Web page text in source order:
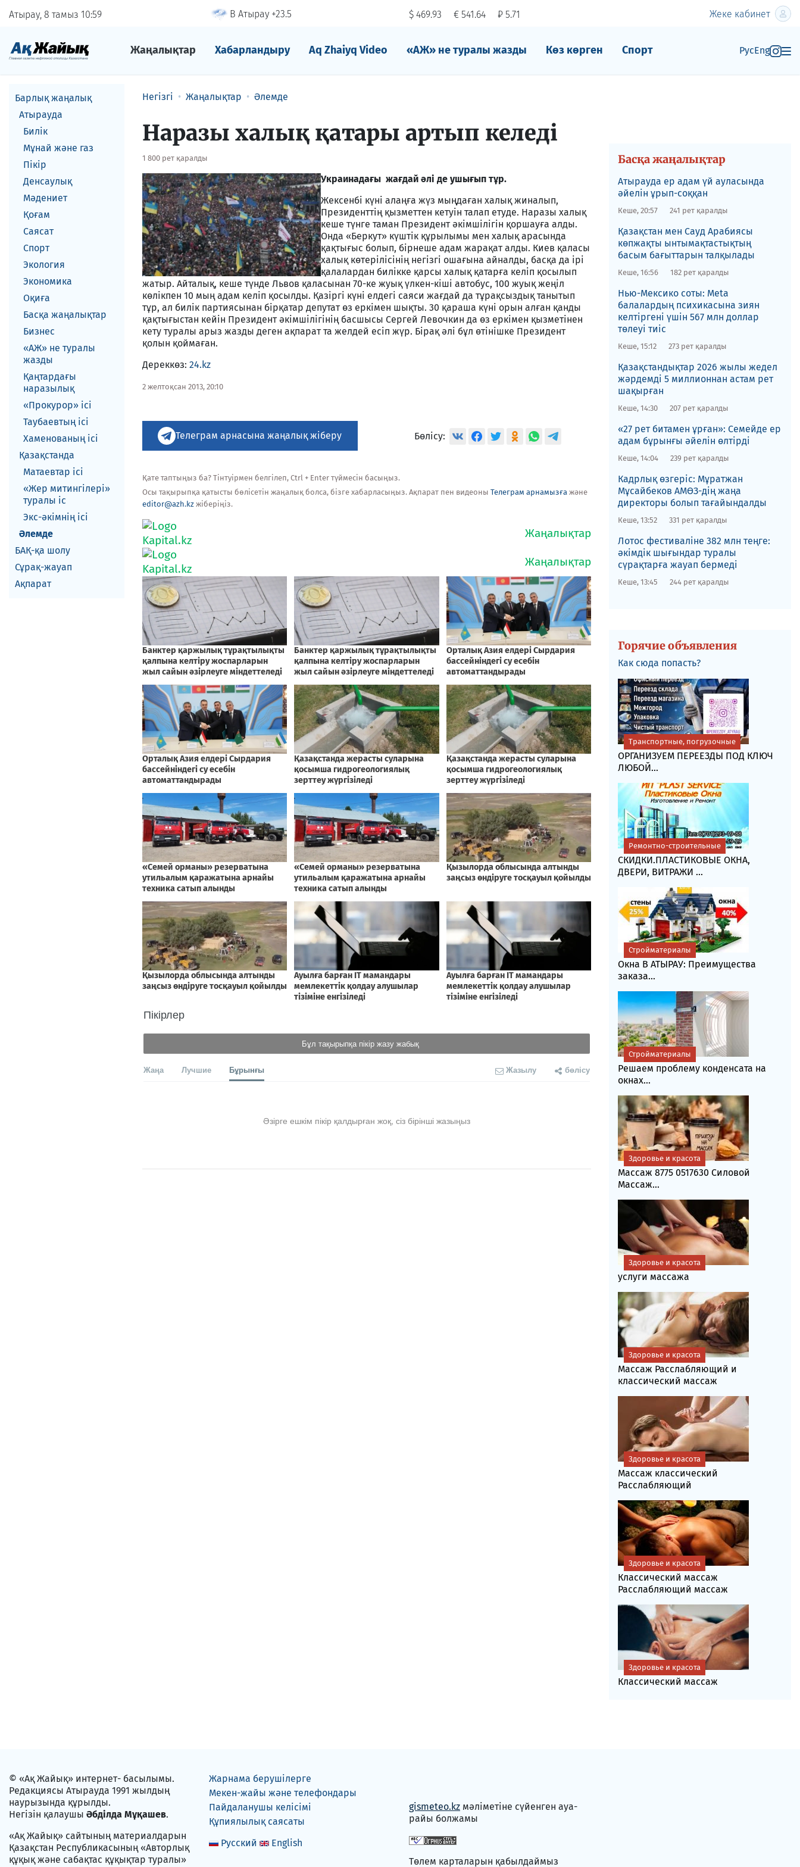
Атырау, 8 тамыз 10 59 В Атырау +23.5 $ 469.93 € 541.64 ₽ 5.71 Жеке кабинет
Жаңалықтар Хабарландыру Aq Zhaiyq Video «АЖ» не туралы жазды Көз көрген Спорт РусEng
Барлық жаңалық
Атырауда
Билік
Мұнай және газ
Пікір
Денсаулық
Мәдениет
Қоғам
Саясат
Спорт
Экология
Экономика
Оқиға
Басқа жаңалықтар
Бизнес
«АЖ» не туралы
жазды
Қаңтардағы
наразылық
«Прокурор» ісі
Таубаевтың ісі
Хаменованың ісі
Қазақстанда
Матаевтар ici
«Жер митингілері»
туралы іс
Экс-әкiмнiң iсi
Әлемде
БАҚ-қа шолу
Сұрақ-жауап
Ақпарат
Негізгі Жаңалықтар Әлемде
Наразы халық қатары артып келеді
1 800 рет қаралды
Украинадағы жағдай әлі де ушығып тұр.
Жексенбі күні алаңға жүз мыңдаған халық жиналып,
Президенттің қызметтен кетуін талап етуде. Наразы халық
кеше түнге таман Президент әкімшілігін қоршауға алды.
Онда «Беркут» күштік құрылымы мен халық арасында
қақтығыс болып, бірнеше адам жарақат алды. Киев қаласы
халық көтерілісінің негізгі ошағына айналды, басқа да ірі
қалалардан билікке қарсы халық қатарға келіп қосылып
жатыр. Айталық, кеше түнде Львов қаласынан 70-ке жуық үлкен-кіші автобус, 100 жуық жеңіл
көлікпен 10 мың адам келіп қосылды. Қазіргі күні елдегі саяси жағдай да тұрақсыздық танытып
тұр, ал билік партиясынан бірқатар депутат өз еркімен шықты. 30 қараша күні орын алған қанды
қақтығыстан кейін Президент әкімшілігінің басшысы Сергей Левочкин да өз еркімен қызметінен
кету туралы арыз жазды деген ақпарат та желдей есіп жүр. Бірақ әлі бұл өтінішке Президент
қолын қоймаған.
Дереккөз: 24.kz
2 желтоқсан 2013, 20:10
Телеграм арнасына жаңалық жіберу Бөлісу:
Қате таптыңыз ба? Тінтуірмен белгілеп, Ctrl + Enter түймесін басыңыз.
Осы тақырыпқа қатысты бөлісетін жаңалық болса, бізге хабарласыңыз. Ақпарат пен видеоны Телеграм арнамызға және
editor@azh.kz жіберіңіз.
Пікірлер
Бұл тақырыпқа пікір жазу жабық
Жаңа Лучшие Бұрынғы Жазылу бөлісу
Әзірге ешкім пікір қалдырған жоқ, сіз бірінші жазыңыз
Басқа жаңалықтар
Атырауда ер адам үй ауласында
әйелін ұрып-соққан
Кеше, 20:57 241 рет қаралды
Қазақстан мен Сауд Арабиясы
көпжақты ынтымақтастықтың
басым бағыттарын талқылады
Кеше, 16:56 182 рет қаралды
Нью-Мексико соты​: Meta
балалардың психикасына зиян
келтіргені үшін 567 млн доллар
төлеуі тиіс
Кеше, 15:12 273 рет қаралды
Қазақстандықтар 2026 жылы жедел
жәрдемді 5 миллионнан астам рет
шақырған
Кеше, 14:30 207 рет қаралды
«27 рет битамен ұрған»: Семейде ер
адам бұрынғы әйелін өлтірді
Кеше, 14:04 239 рет қаралды
Кадрлық өзгеріс: Мұратжан
Мұсайбеков АМӨЗ-дің жаңа
директоры болып ​тағайындалды
Кеше, 13:52 331 рет қаралды
Лотос фестиваліне​ 382 млн теңге:
әкімдік шығындар туралы
сүрақтарға жауап бермеді
Кеше, 13:45 244 рет қаралды
Горячие объявления
Как сюда попасть?
ОРГАНИЗУЕМ ПЕРЕЕЗДЫ ПОД КЛЮЧ
ЛЮБОЙ...
Транспортные, погрузочные
СКИДКИ.ПЛАСТИКОВЫЕ ОКНА,
ДВЕРИ, ВИТРАЖИ ...
Ремонтно-строительные
Окна В АТЫРАУ: Преимущества
заказа...
Стройматериалы
Решаем проблему конденсата на
окнах...
Стройматериалы
Массаж 8775 0517630 Силовой
Массаж...
Здоровье и красота
услуги массажа
Здоровье и красота
Массаж Расслабляющий и
классический массаж
Здоровье и красота
Массаж классический
Расслабляющий
Здоровье и красота
Классический массаж
Расслабляющий массаж
Здоровье и красота
Классический массаж
Здоровье и красота
© «Ақ Жайық» интернет- басылымы.
Редакциясы Атырауда 1991 жылдың
наурызында құрылды.
Негізін қалаушы Әбділда Мұқашев.
«Ақ Жайық» сайтының материалдарын
Қазақстан Республикасының «Авторлық
құқық және сабақтас құқықтар туралы»
Жарнама берушілерге
Мекен-жайы және телефондары
Пайдаланушы келісімі
Құпиялылық саясаты
Русский
English
gismeteo.kz мәліметіне сүйенген ауа-
райы болжамы
Төлем карталарын қабылдаймыз